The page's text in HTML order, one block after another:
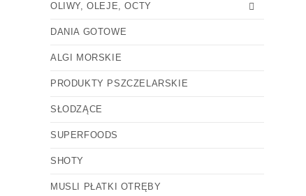
OLIWY, OLEJE, OCTY
DANIA GOTOWE
ALGI MORSKIE
PRODUKTY PSZCZELARSKIE
SŁODZĄCE
SUPERFOODS
SHOTY
MUSLI PŁATKI OTRĘBY